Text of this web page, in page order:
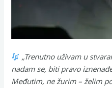
„Trenutno uživam u
nadam se, biti pravo
Međutim, ne žurim – želim